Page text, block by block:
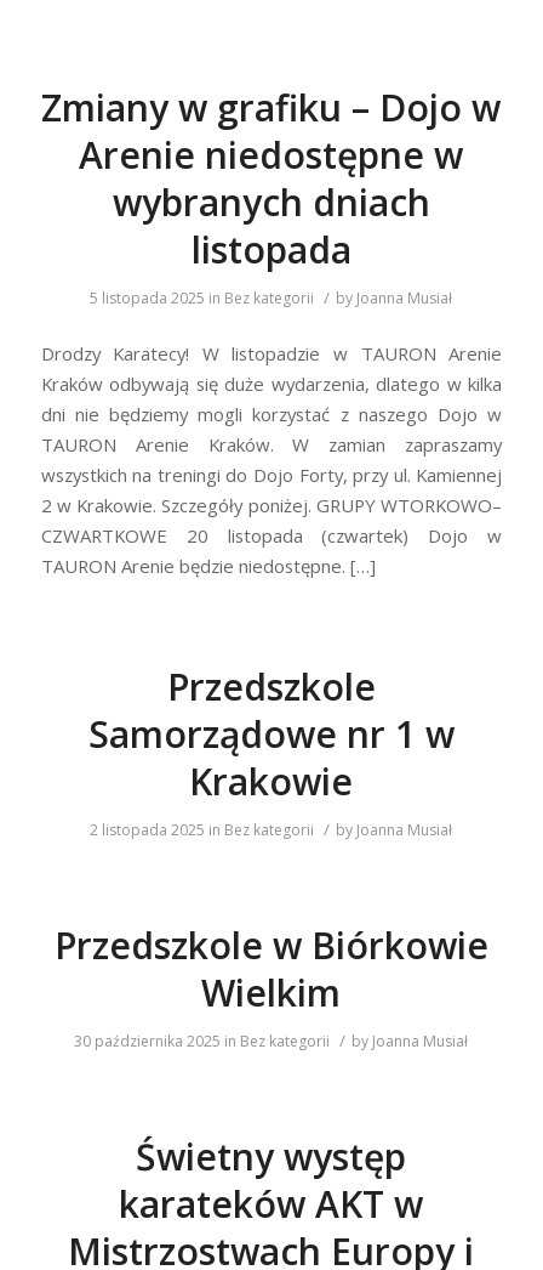
Zmiany w grafiku – Dojo w
Arenie niedostępne w
wybranych dniach
listopada
5 listopada 2025 in Bez kategorii / by Joanna Musiał
Drodzy Karatecy! W listopadzie w TAURON Arenie
Kraków odbywają się duże wydarzenia, dlatego w kilka
dni nie będziemy mogli korzystać z naszego Dojo w
TAURON Arenie Kraków. W zamian zapraszamy
wszystkich na treningi do Dojo Forty, przy ul. Kamiennej
2 w Krakowie. Szczegóły poniżej. GRUPY WTORKOWO–
CZWARTKOWE 20 listopada (czwartek) Dojo w
TAURON Arenie będzie niedostępne. […]
Przedszkole
Samorządowe nr 1 w
Krakowie
2 listopada 2025 in Bez kategorii / by Joanna Musiał
Przedszkole w Biórkowie
Wielkim
30 października 2025 in Bez kategorii / by Joanna Musiał
Świetny występ
karateków AKT w
Mistrzostwach Europy i